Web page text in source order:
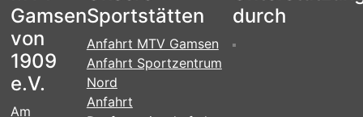
Gamsen
von
1909
e.V.
Am
Sportstätten
Anfahrt MTV Gamsen
Anfahrt Sportzentrum
Nord
Anfahrt
durch